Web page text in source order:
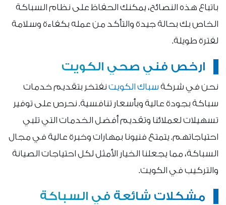
باتباع هذه النصائح، يمكنك الحفاظ على نظام السباكة
الخاص بك بحالة جيدة والتأكد من عمله بكفاءة وسلامة
لفترة طويلة.
ارخص فني صحي الكويت
نحن في شركة سباك الكويت نفتخر بتقديم خدمات
سباكة بجودة عالية وبأسعار تنافسية. نحرص على توفير
تسهيلات لعملائنا وتقديم أفضل الخدمات التي تلبي
احتياجاتهم. يتمتع فنيونا بمهارات وخبرة عالية في مجال
السباكة، مما يجعلنا الخيار الأمثل لكل احتياجات الصيانة
والتركيب في الكويت.
مشكلات شائعة في السباكة